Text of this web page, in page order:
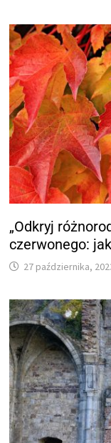
„Odkryj
czerwonego:
27 października,